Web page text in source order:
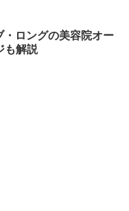
・ロングの美容院オー
も解説